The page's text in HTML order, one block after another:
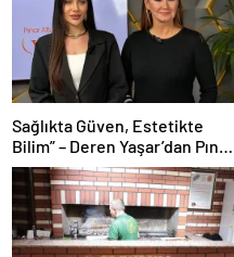
Sağlıkta Güven, Estetikte
Bilim” – Deren Yaşar’dan Pınar
Altuğ’un Programında Çarpıcı
Açıklamalar